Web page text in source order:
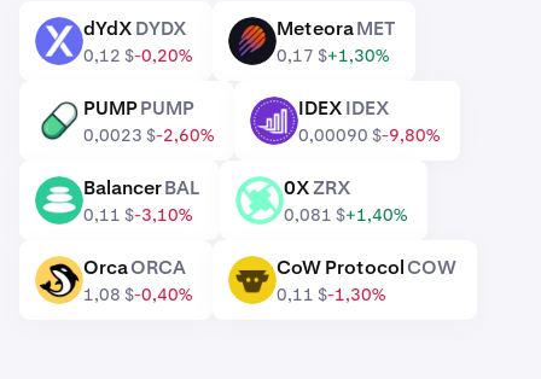
DYDX dYdXDYDX
0,12 $-0,20%
MET MeteoraMET
0,17 $+1,30%
PUMP PUMPPUMP
0,0023 $-2,60%
IDEX IDEXIDEX
0,00090 $-9,80%
BAL BalancerBAL
0,11 $-3,10%
ZRX 0XZRX
0,081 $+1,40%
ORCA OrcaORCA
1,08 $-0,40%
COW CoW ProtocolCOW
0,11 $-1,30%